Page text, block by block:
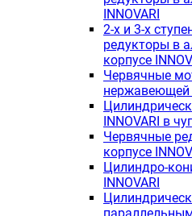
INNOVARI
2-х и 3-х
редукторы в
корпусе
Червячные
нержавеющей
INNOVARI в
Червячные
корпусе
Цилиндро-
INNOVARI